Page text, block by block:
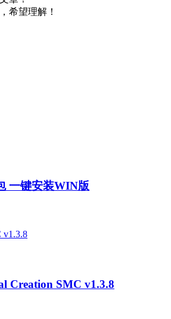
希望理解！
一键安装WIN版
Creation SMC v1.3.8